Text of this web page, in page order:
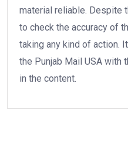
material reliable. Despite
to check the accuracy of
taking any kind of action.
the Punjab Mail USA with
in the content.